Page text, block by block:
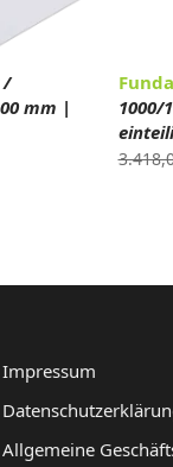
/
mm |
1000/
Impressum
Allgemeine